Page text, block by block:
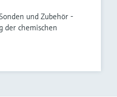
und Zubehör -
der chemischen